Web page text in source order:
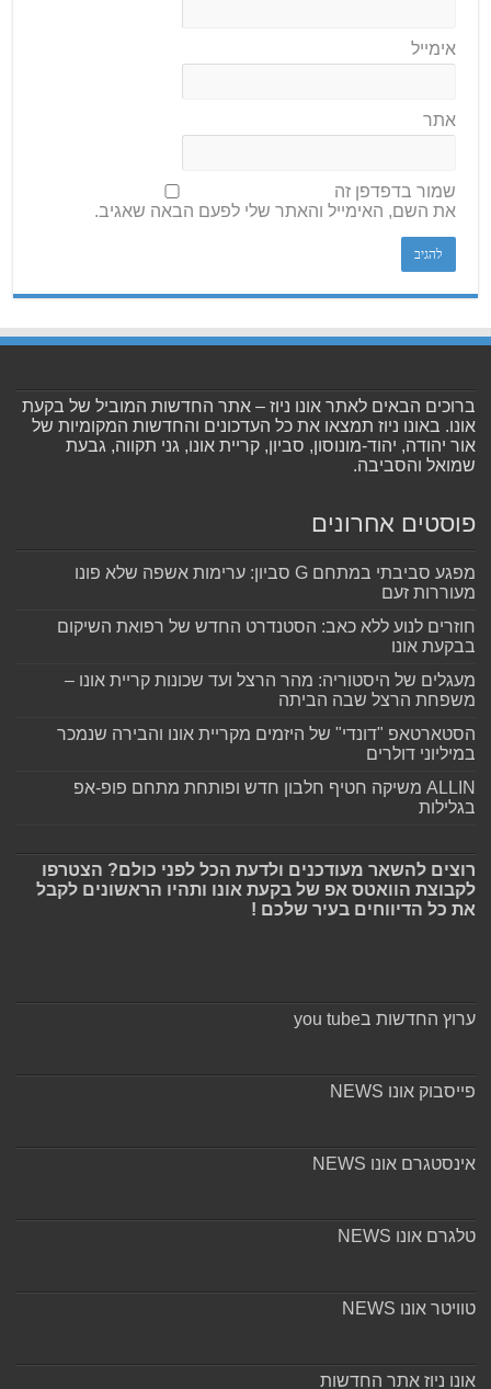
אימייל
אתר
שמור בדפדפן זה
את השם, האימייל והאתר שלי לפעם הבאה שאגיב.
ברוכים הבאים לאתר אונו ניוז – אתר החדשות המוביל של בקעת
אונו. באונו ניוז תמצאו את כל העדכונים והחדשות המקומיות של
אור יהודה, יהוד-מונוסון, סביון, קריית אונו, גני תקווה, גבעת
שמואל והסביבה.
פוסטים אחרונים
מפגע סביבתי במתחם G סביון: ערימות אשפה שלא פונו
מעוררות זעם
חוזרים לנוע ללא כאב: הסטנדרט החדש של רפואת השיקום
בבקעת אונו
מעגלים של היסטוריה: מהר הרצל ועד שכונות קריית אונו –
משפחת הרצל שבה הביתה
הסטארטאפ "דונדי" של היזמים מקריית אונו והבירה שנמכר
במיליוני דולרים
ALLIN משיקה חטיף חלבון חדש ופותחת מתחם פופ-אפ
בגלילות
רוצים להשאר מעודכנים ולדעת הכל לפני כולם? הצטרפו
לקבוצת הוואטס אפ של בקעת אונו ותהיו הראשונים לקבל
את כל הדיווחים בעיר שלכם !
ערוץ החדשות בyou tube
פייסבוק אונו NEWS
אינסטגרם אונו NEWS
טלגרם אונו NEWS
טוויטר אונו NEWS
אונו ניוז אתר החדשות